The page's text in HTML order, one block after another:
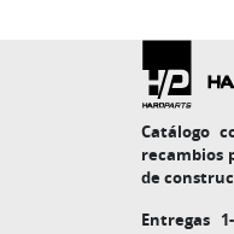
Catálogo
recambios
de
Entregas